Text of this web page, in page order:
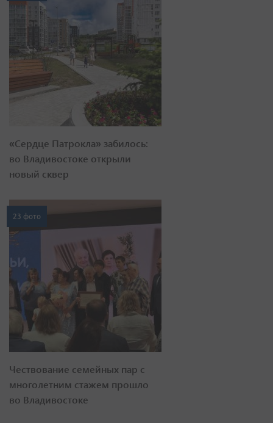
«Сердце Патрокла» забилось:
во Владивостоке открыли
новый сквер
23 фото
Чествование семейных пар с
многолетним стажем прошло
во Владивостоке